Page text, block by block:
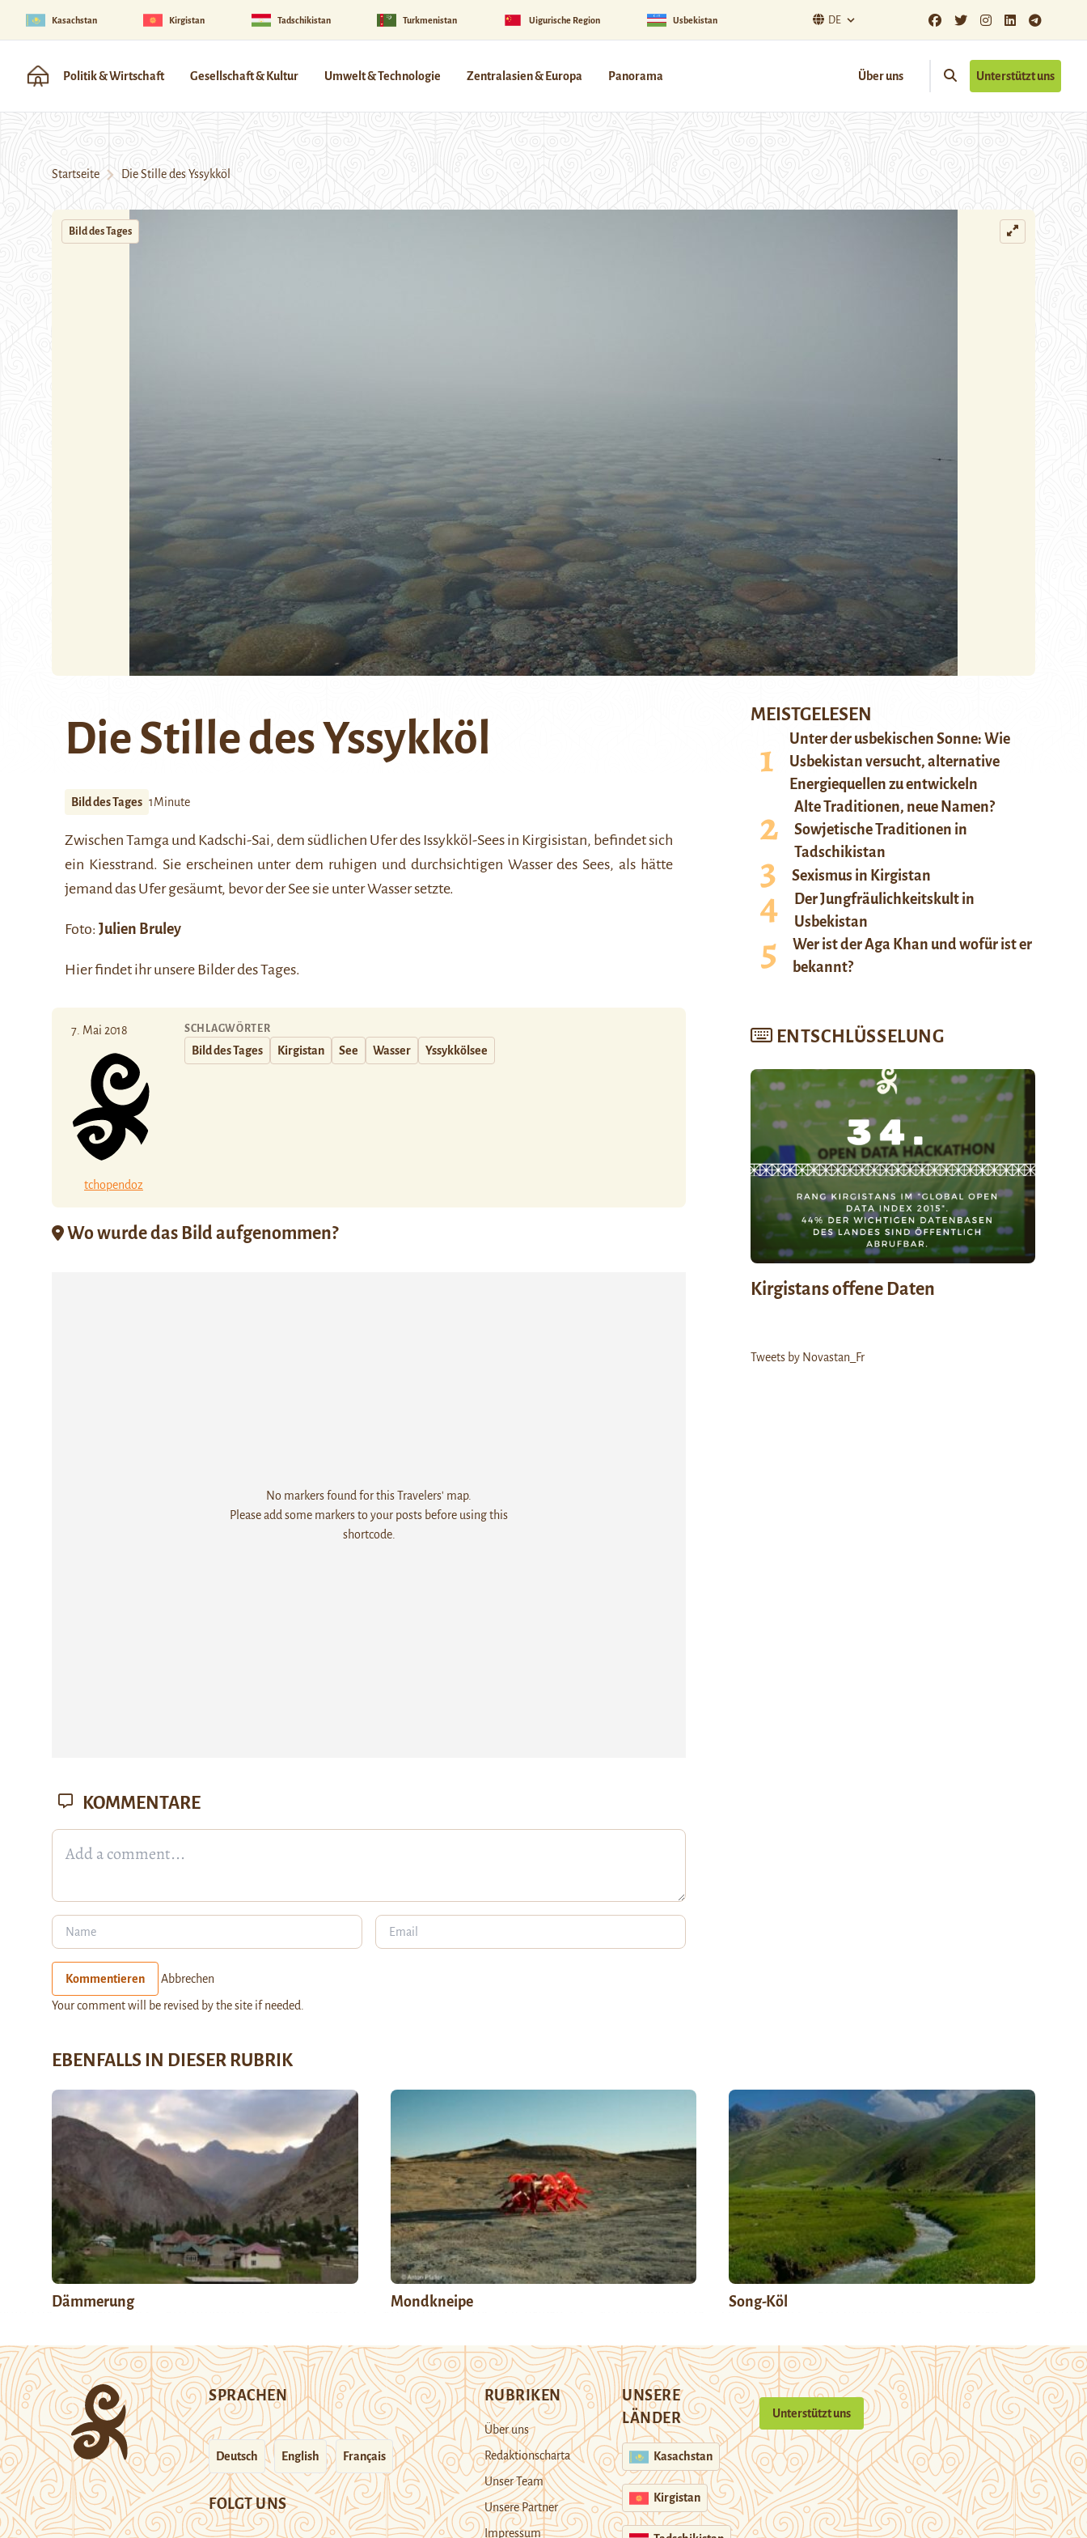
Kasachstan Kirgistan Tadschikistan Turkmenistan Uigurische Region Usbekistan DE
Politik & Wirtschaft Gesellschaft & Kultur Umwelt & Technologie Zentralasien & Europa Panorama Über uns Unterstützt uns
Startseite Die Stille des Yssykköl
Bild des Tages
Die Stille des Yssykköl
Bild des Tages 1Minute
Zwischen Tamga und Kadschi-Sai, dem südlichen Ufer des Issykköl-Sees in Kirgisistan, befindet sich
ein Kiesstrand. Sie erscheinen unter dem ruhigen und durchsichtigen Wasser des Sees, als hätte
jemand das Ufer gesäumt, bevor der See sie unter Wasser setzte.
Foto: Julien Bruley
Hierfindet ihr unsere Bilder des Tages.
7. Mai 2018
tchopendoz
SCHLAGWÖRTER
Bild des Tages Kirgistan See Wasser Yssykkölsee
Wo wurde das Bild aufgenommen?
No markers found for this Travelers' map.
Please add some markers to your posts before using this
shortcode.
MEISTGELESEN
Unter der usbekischen Sonne: Wie
Usbekistan versucht, alternative
Energiequellen zu entwickeln
Alte Traditionen, neue Namen?
Sowjetische Traditionen in
Tadschikistan
Sexismus in Kirgistan
Der Jungfräulichkeitskult in
Usbekistan
Wer ist der Aga Khan und wofür ist er
bekannt?
ENTSCHLÜSSELUNG
Kirgistans offene Daten
Tweets by Novastan_Fr
KOMMENTARE
Kommentieren Abbrechen
Your comment will be revised by the site if needed.
EBENFALLS IN DIESER RUBRIK
Dämmerung Mondkneipe Song-Köl
SPRACHEN
Deutsch English Français
FOLGT UNS
RUBRIKEN
Über uns
Redaktionscharta
Unser Team
Unsere Partner
Impressum
UNSERE
LÄNDER
Kasachstan
Kirgistan
Unterstützt uns